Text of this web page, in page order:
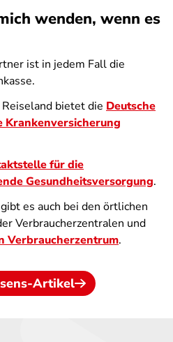
wenden, wenn es
ist in jedem Fall die
bietet die Deutsche
Krankenversicherung
für die
Gesundheitsversorgung.
es auch bei den örtlichen
Verbraucherzentralen und
Verbraucherzentrum.
Artikel